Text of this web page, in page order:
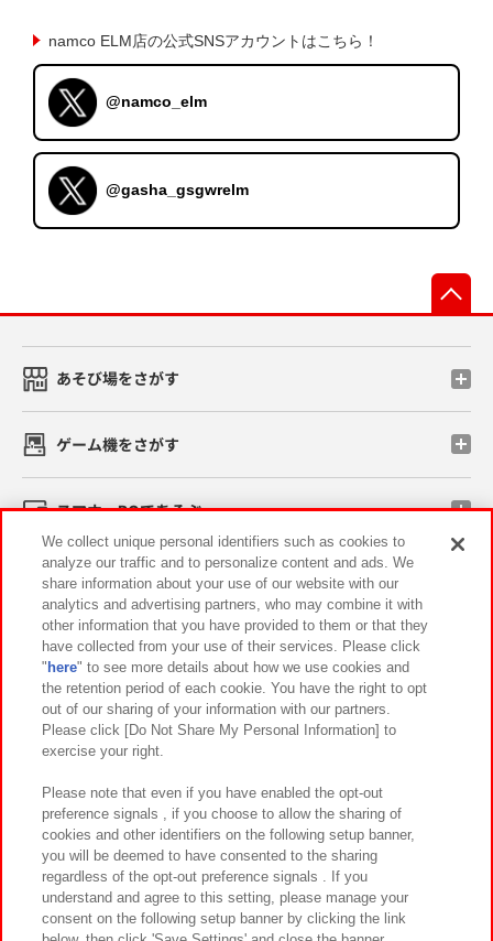
namco ELM店の公式SNSアカウントはこちら！
@namco_elm
@gasha_gsgwrelm
あそび場をさがす
ゲーム機をさがす
スマホ・PCであそぶ
イベント・キャンペーン
関連会社 サステナビリティ サイトポリシー
プライバシーポリシー ウェブアクセシビリティ方針と検証結果
お取引先さまとともに
カスタマーハラスメント対応方針 よくあるご質問・お問い合わせ
We collect unique personal identifiers such as cookies to
analyze our traffic and to personalize content and ads. We
share information about your use of our website with our
analytics and advertising partners, who may combine it with
other information that you have provided to them or that they
have collected from your use of their services. Please click
" here" to see more details about how we use cookies and
the retention period of each cookie. You have the right to opt
out of our sharing of your information with our partners.
Please click [Do Not Share My Personal Information] to
exercise your right.
Please note that even if you have enabled the opt-out
preference signals , if you choose to allow the sharing of
cookies and other identifiers on the following setup banner,
you will be deemed to have consented to the sharing
regardless of the opt-out preference signals . If you
understand and agree to this setting, please manage your
consent on the following setup banner by clicking the link